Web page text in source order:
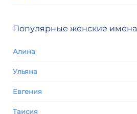
Популярные женские имена
Алина
Ульяна
Евгения
Таисия